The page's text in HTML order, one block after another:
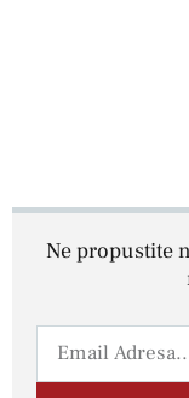
Ne propustite